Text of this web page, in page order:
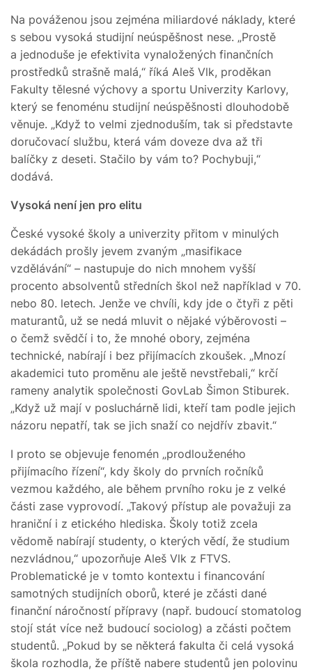
Na pováženou jsou zejména miliardové náklady, které
s sebou vysoká studijní neúspěšnost nese. „Prostě
a jednoduše je efektivita vynaložených finančních
prostředků strašně malá,“ říká Aleš Vlk, proděkan
Fakulty tělesné výchovy a sportu Univerzity Karlovy,
který se fenoménu studijní neúspěšnosti dlouhodobě
věnuje. „Když to velmi zjednoduším, tak si představte
doručovací službu, která vám doveze dva až tři
balíčky z deseti. Stačilo by vám to? Pochybuji,“
dodává.
Vysoká není jen pro elitu
České vysoké školy a univerzity přitom v minulých
dekádách prošly jevem zvaným „masifikace
vzdělávání“ – nastupuje do nich mnohem vyšší
procento absolventů středních škol než například v 70.
nebo 80. letech. Jenže ve chvíli, kdy jde o čtyři z pěti
maturantů, už se nedá mluvit o nějaké výběrovosti –
o čemž svědčí i to, že mnohé obory, zejména
technické, nabírají i bez přijímacích zkoušek. „Mnozí
akademici tuto proměnu ale ještě nevstřebali,“ krčí
rameny analytik společnosti GovLab Šimon Stiburek.
„Když už mají v posluchárně lidi, kteří tam podle jejich
názoru nepatří, tak se jich snaží co nejdřív zbavit.“
I proto se objevuje fenomén „prodlouženého
přijímacího řízení“, kdy školy do prvních ročníků
vezmou každého, ale během prvního roku je z velké
části zase vyprovodí. „Takový přístup ale považuji za
hraniční i z etického hlediska. Školy totiž zcela
vědomě nabírají studenty, o kterých vědí, že studium
nezvládnou,“ upozorňuje Aleš Vlk z FTVS.
Problematické je v tomto kontextu i financování
samotných studijních oborů, které je zčásti dané
finanční náročností přípravy (např. budoucí stomatolog
stojí stát více než budoucí sociolog) a zčásti počtem
studentů. „Pokud by se některá fakulta či celá vysoká
škola rozhodla, že příště nabere studentů jen polovinu